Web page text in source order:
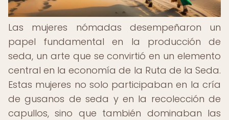
Las mujeres nómadas desempeñaron un
papel fundamental en la producción de
seda, un arte que se convirtió en un elemento
central en la economía de la Ruta de la Seda.
Estas mujeres no solo participaban en la cría
de gusanos de seda y en la recolección de
capullos, sino que también dominaban las